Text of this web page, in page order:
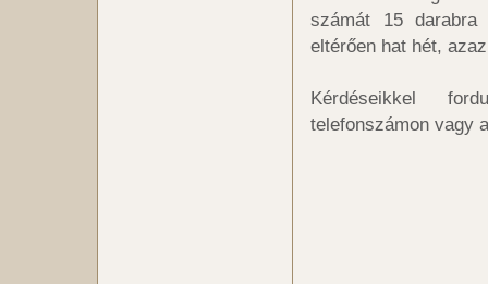
számát 15
eltérően hat hét,
Kérdéseikkel
telefonszámon vagy